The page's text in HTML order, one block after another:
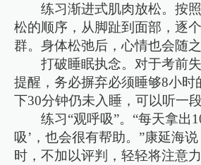
练习渐进式肌肉放松。按
松的顺序，从脚趾到面部，逐
群。身体松弛后，心情也会随之
打破睡眠执念。对于考前
提醒，务必摒弃必须睡够8小时
下30分钟仍未入睡，可以听一
练习“观呼吸”。“每天拿出
吸’，也会很有帮助。”康延海
时，不加以评判，轻轻将注意